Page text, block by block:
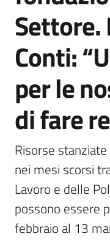
Settore.
Conti:
per le
di fare
Risorse
nei mesi scorsi
Lavoro e delle
possono essere
febbraio al 13